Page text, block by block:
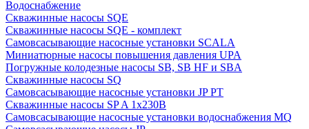
Водоснабжение
Скважинные насосы SQE
Скважинные насосы SQE - комплект
Cамовсасывающие насосные установки SCALA
Миниатюрные насосы повышения давления UPA
Погружные колодезные насосы SB, SB HF и SBA
Скважинные насосы SQ
Самовсасывающие насосные установки JP PT
Скважинные насосы SP A 1x230В
Самовсасывающие насосные установки водоснабжения MQ